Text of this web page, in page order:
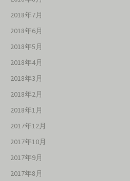
2018年7月
2018年6月
2018年5月
2018年4月
2018年3月
2018年2月
2018年1月
2017年12月
2017年10月
2017年9月
2017年8月